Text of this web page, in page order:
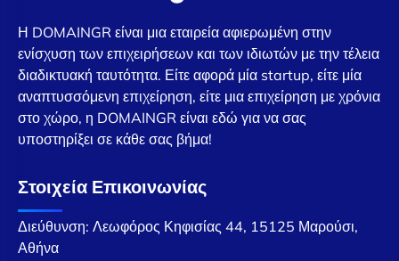
Η DOMAINGR είναι μια εταιρεία αφιερωμένη στην
ενίσχυση των επιχειρήσεων και των ιδιωτών με την τέλεια
διαδικτυακή ταυτότητα. Είτε αφορά μία startup, είτε μία
αναπτυσσόμενη επιχείρηση, είτε μια επιχείρηση με χρόνια
στο χώρο, η DOMAINGR είναι εδώ για να σας
υποστηρίξει σε κάθε σας βήμα!
Στοιχεία Επικοινωνίας
Διεύθυνση: Λεωφόρος Κηφισίας 44, 15125 Μαρούσι,
Αθήνα